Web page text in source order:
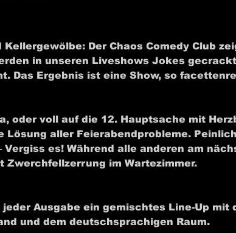
Kellergewölbe: Der Chaos Comedy Club
in unseren Liveshows Jokes
Das Ergebnis ist eine Show, so
oder voll auf die 12. Hauptsache mit
Lösung aller Feierabendprobleme.
es! Während alle anderen am
Zwerchfellzerrung im Wartezimmer.
Ausgabe ein gemischtes Line-Up mit
und dem deutschsprachigen Raum.